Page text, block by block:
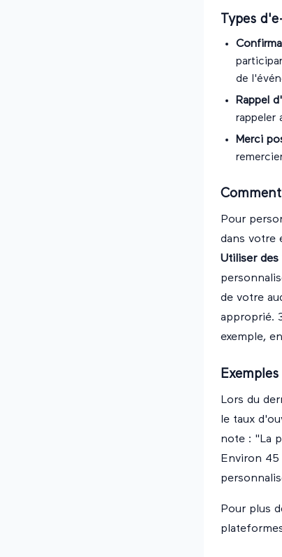
Types
de
Rappel
rappeler
Merci
Pour
dans votre
Utiliser des
de votre
approprié.
exemple,
Lors du
le taux
note : "La
Environ
Pour plus